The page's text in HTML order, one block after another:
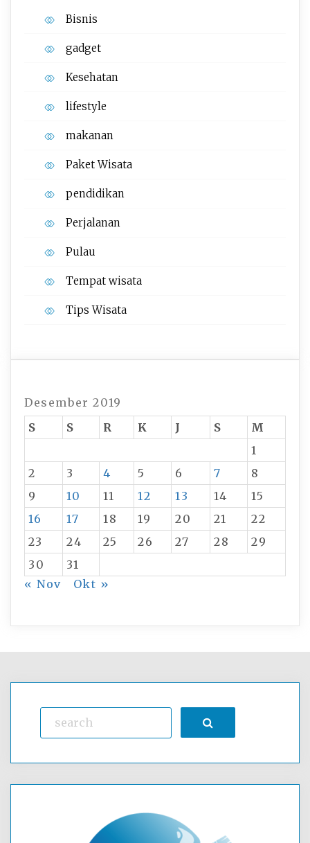
Bisnis
gadget
Kesehatan
lifestyle
makanan
Paket Wisata
pendidikan
Perjalanan
Pulau
Tempat wisata‎
Tips Wisata
Desember 2019
S
S R K J S
M
1
2
3 4 5 6 7
8
9
10 11 12 13 14
15
16
17 18 19 20 21
22
23
24 25 26 27 28
29
30
31
« Nov
Okt »
Search